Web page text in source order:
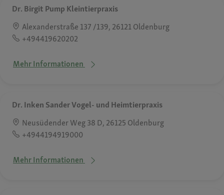
Dr. Birgit Pump Kleintierpraxis
Alexanderstraße 137 /139, 26121 Oldenburg
+494419620202
Mehr Informationen
Dr. Inken Sander Vogel- und Heimtierpraxis
Neusüdender Weg 38 D, 26125 Oldenburg
+4944194919000
Mehr Informationen